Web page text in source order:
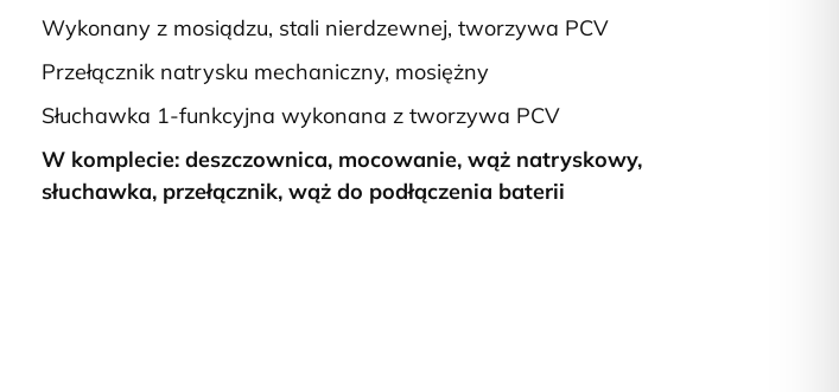
Wykonany z mosiądzu, stali nierdzewnej, tworzywa PCV
Przełącznik natrysku mechaniczny, mosiężny
Słuchawka 1-funkcyjna wykonana z tworzywa PCV
W komplecie: deszczownica, mocowanie, wąż natryskowy,
słuchawka, przełącznik, wąż do podłączenia baterii